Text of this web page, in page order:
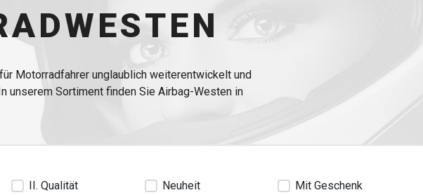
Motorradfahrer unglaublich weiterentwickelt und
unserem Sortiment finden Sie Airbag-Westen in
II. Qualität Neuheit Mit Geschenk